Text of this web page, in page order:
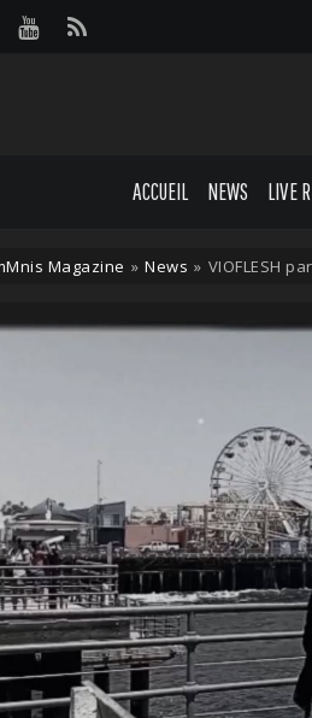
ACCUEIL NEWS LIVE
Magazine » News » VIOFLESH
cookies